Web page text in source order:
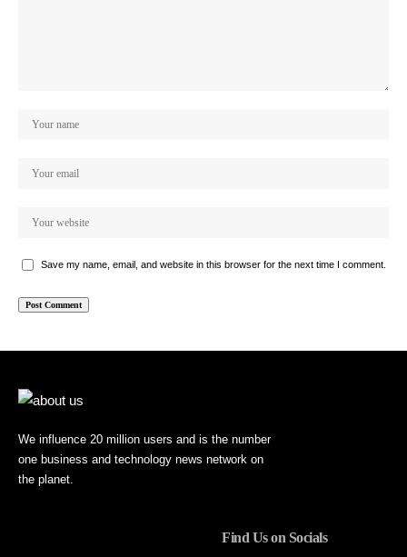
Save my name, email, and website in this browser for the next time I comment.
We influence 20 million users and is the number
one business and technology news network on
the planet.
Find Us on Socials